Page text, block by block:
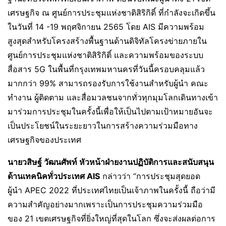
เศรษฐกิจ ณ ศูนย์การประชุมแห่งชาติสิริกิติ์ ที่กำลังจะเกิดขึ้น
ในวันที่ 14 -19 พฤศจิกายน 2565 โดย AIS มีความพร้อม
สูงสุดสำหรับโครงสร้างพื้นฐานด้านดิจิทัลโครงข่ายภายใน
ศูนย์การประชุมแห่งชาติสิริกิติ์ และความพร้อมของระบบ
สื่อสาร 5G ในพื้นที่กรุงเทพมหานครที่วันนี้ครอบคลุมแล้ว
มากกว่า 99% สามารถรองรับการใช้งานสำหรับผู้นำ คณะ
ทำงาน ผู้ติดตาม และสื่อมวลชนจากทั่วทุกมุมโลกเดินทางเข้า
มาร่วมการประชุมในครั้งนี้เพื่อให้เป็นไปตามเป้าหมายอันจะ
เป็นประโยชน์ในระยะยาวในการสร้างความร่วมมือทาง
เศรษฐกิจของประเทศ
นายวสิษฐ์ วัฒนศัพท์ หัวหน้าฝ่ายงานปฏิบัติการและสนับสนุน
ด้านเทคนิคทั่วประเทศAIS กล่าวว่า “การประชุมสุดยอด
ผู้นำ APEC 2022 ที่ประเทศไทยเป็นเจ้าภาพในครั้งนี้ ถือว่ามี
ความสำคัญอย่างมากเพราะเป็นการประชุมความร่วมมือ
ของ 21 เขตเศรษฐกิจที่ยิ่งใหญ่ที่สุดในโลก ซึ่งจะส่งผลต่อการ